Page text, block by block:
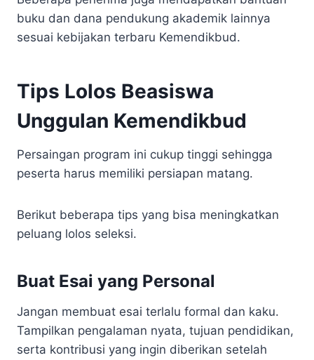
buku dan dana pendukung akademik lainnya
sesuai kebijakan terbaru Kemendikbud.
Tips Lolos Beasiswa
Unggulan Kemendikbud
Persaingan program ini cukup tinggi sehingga
peserta harus memiliki persiapan matang.
Berikut beberapa tips yang bisa meningkatkan
peluang lolos seleksi.
Buat Esai yang Personal
Jangan membuat esai terlalu formal dan kaku.
Tampilkan pengalaman nyata, tujuan pendidikan,
serta kontribusi yang ingin diberikan setelah